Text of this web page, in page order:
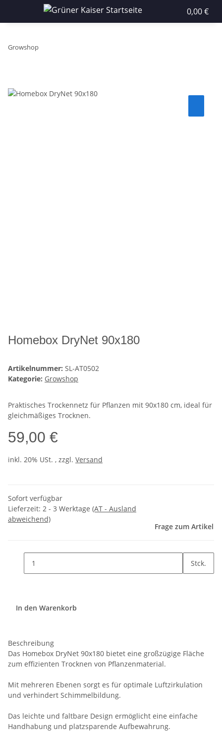
0,00 €
Growshop
Homebox DryNet 90x180
Artikelnummer: SL-AT0502
Kategorie: Growshop
Praktisches Trockennetz für Pflanzen mit 90x180 cm, ideal für
gleichmäßiges Trocknen.
59,00 €
inkl. 20% USt. , zzgl. Versand
Sofort verfügbar
Lieferzeit: 2 - 3 Werktage (AT - Ausland
abweichend)
Frage zum Artikel
Stck.
In den Warenkorb
Beschreibung
Das Homebox DryNet 90x180 bietet eine großzügige Fläche
zum effizienten Trocknen von Pflanzenmaterial.
Mit mehreren Ebenen sorgt es für optimale Luftzirkulation
und verhindert Schimmelbildung.
Das leichte und faltbare Design ermöglicht eine einfache
Handhabung und platzsparende Aufbewahrung.